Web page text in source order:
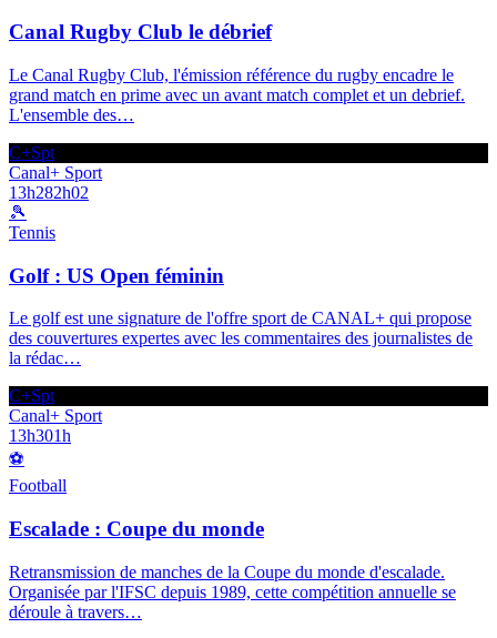
Canal Rugby Club le débrief
Le Canal Rugby Club, l'émission référence du rugby encadre le
grand match en prime avec un avant match complet et un debrief.
L'ensemble des…
C+Spt
Canal+ Sport
13h282h02
🎾
Tennis
Golf : US Open féminin
Le golf est une signature de l'offre sport de CANAL+ qui propose
des couvertures expertes avec les commentaires des journalistes de
la rédac…
C+Spt
Canal+ Sport
13h301h
⚽
Football
Escalade : Coupe du monde
Retransmission de manches de la Coupe du monde d'escalade.
Organisée par l'IFSC depuis 1989, cette compétition annuelle se
déroule à travers…